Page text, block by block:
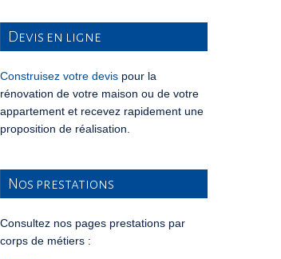
Devis en ligne
Construisez votre devis pour la
rénovation de votre maison ou de votre
appartement et recevez rapidement une
proposition de réalisation.
Nos prestations
Consultez nos pages prestations par
corps de métiers :